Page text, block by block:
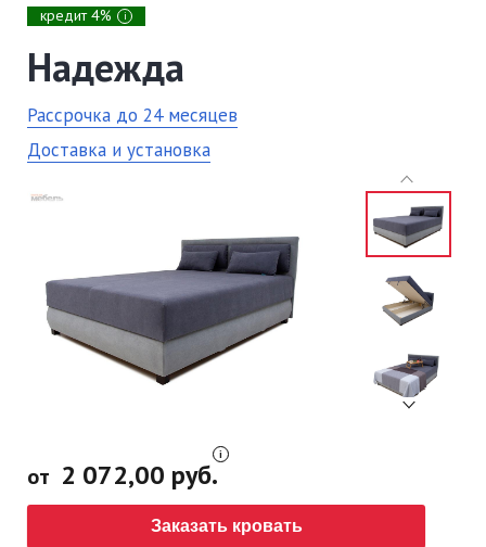
кредит 4% i
Надежда
Рассрочка до 24 месяцев
Доставка и установка
от 2 072,00 руб.
Заказать кровать